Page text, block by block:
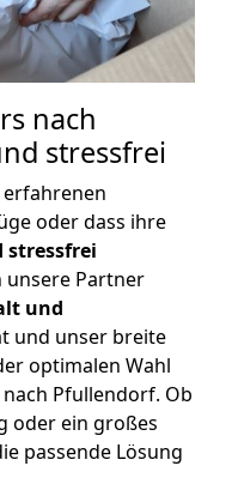
nach
stressfrei
oder dass ihre
stressfrei
unsere Partner
und
und unser breite
optimalen Wahl
Pfullendorf. Ob
oder ein großes
passende Lösung